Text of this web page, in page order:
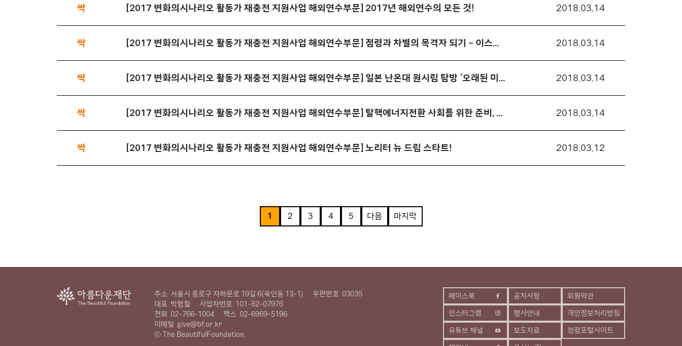
싹 [2017 변화의시나리오 활동가 재충전 지원사업 해외연수부문] 2017년 해외연수의 모든 것! 2018.03.14
싹 [2017 변화의시나리오 활동가 재충전 지원사업 해외연수부문] 점령과 차별의 목격자 되기 – 이스라엘과 팔레스타인 전역을 다니며 2018.03.14
싹 [2017 변화의시나리오 활동가 재충전 지원사업 해외연수부문] 일본 난온대 원시림 탐방 ‘오래된 미래의 숲으로’ 2018.03.14
싹 [2017 변화의시나리오 활동가 재충전 지원사업 해외연수부문] 탈핵에너지전환 사회를 위한 준비, 독일과 핀란드에서 배우다! 2018.03.14
싹 [2017 변화의시나리오 활동가 재충전 지원사업 해외연수부문] 노리터 뉴 드림 스타트! 2018.03.12
1 2 3 4 5 다음 마지막
페이스북
인스타그램
유튜브 채널
공지사항
행사안내
보도자료
회원약관
개인정보처리방침
청렴포털사이트
주소 서울시 종로구 자하문로 19길 6(옥인동 13-1) 우편번호 03035
대표 박형철 사업자번호 101-82-07976
전화 02-766-1004 팩스 02-6969-5196
이메일 give@bf.or.kr
ⓒ The BeautifulFoundation.